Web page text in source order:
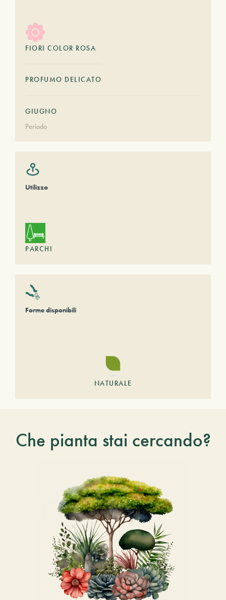
FIORI COLOR ROSA
PROFUMO DELICATO
GIUGNO
Periodo
Utilizzo
PARCHI
Forme disponibili
NATURALE
Che pianta stai cercando?